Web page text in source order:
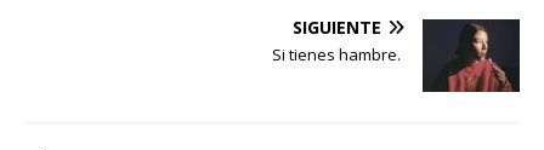
SIGUIENTE
Si tienes hambre.